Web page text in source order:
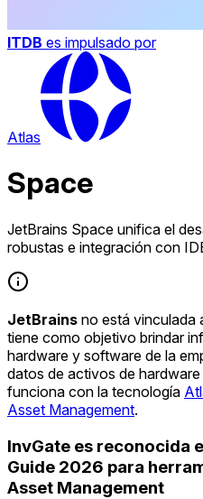
ITDB es impulsado por
Atlas
Space
JetBrains Space unifica el
robustas e integración con
JetBrains no está vinculada
tiene como objetivo brindar
hardware y software de la
datos de activos de
funciona con la tecnología
Asset Management.
InvGate es reconocida
Guide 2026 para
Asset Management